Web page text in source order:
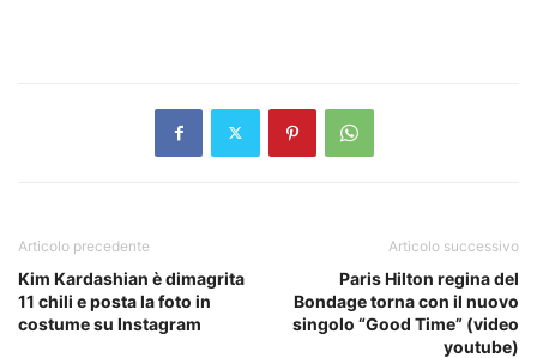
Articolo precedente
Kim Kardashian è dimagrita
11 chili e posta la foto in
costume su Instagram
Articolo successivo
Paris Hilton regina del
Bondage torna con il nuovo
singolo “Good Time” (video
youtube)